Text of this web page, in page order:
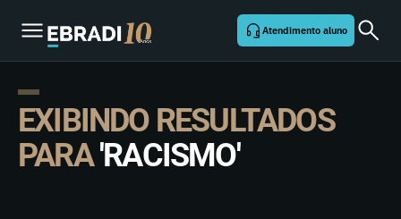
Atendimento aluno
EXIBINDO RESULTADOS
PARA'RACISMO'